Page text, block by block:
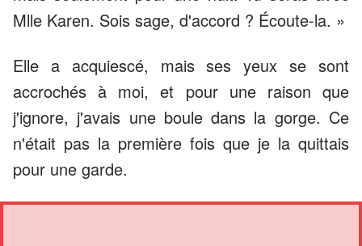
Mlle Karen. Sois sage, d'accord ? Écoute-la. »
Elle a acquiescé, mais ses yeux se sont
accrochés à moi, et pour une raison que
j'ignore, j'avais une boule dans la gorge. Ce
n'était pas la première fois que je la quittais
pour une garde.